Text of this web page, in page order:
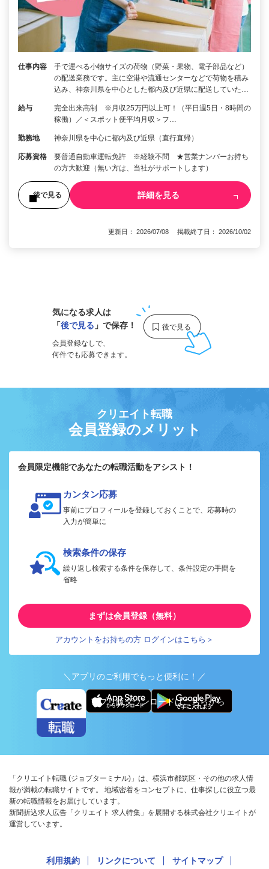
仕事内容
手で運べる小物サイズの荷物（野菜・果物、電子部品など）
の配送業務です。主に空港や流通センターなどで荷物を積み
込み、神奈川県を中心とした都内及び近県に配送していた…
給与
完全出来高制 ※月収25万円以上可！（平日週5日・8時間の
稼働）／＜スポット便平均月収＞フ…
勤務地 神奈川県を中心に都内及び近県（直行直帰）
応募資格
要普通自動車運転免許 ※経験不問 ★営業ナンバーお持ち
の方大歓迎（無い方は、当社がサポートします）
後で見る 詳細を見る
更新日： 2026/07/08 掲載終了日： 2026/10/02
気になる求人は
「後で見る 」で保存！
会員登録なしで、
何件でも応募できます。
クリエイト転職
会員登録のメリット
会員限定機能であなたの転職活動をアシスト！
カンタン応募
事前にプロフィールを登録しておくことで、応募時の
入力が簡単に
検索条件の保存
繰り返し検索する条件を保存して、条件設定の手間を
省略
まずは会員登録（無料）
アカウントをお持ちの方 ログインはこちら＞
＼アプリのご利用でもっと便利に！／
アプリ版ダウンロードはこちらから
「クリエイト転職 (ジョブターミナル)」は、横浜市都筑区・その他の求人情
報が満載の転職サイトです。 地域密着をコンセプトに、仕事探しに役立つ最
新の転職情報をお届けしています。
新聞折込求人広告「クリエイト 求人特集」を展開する株式会社クリエイトが
運営しています。
利用規約 リンクについて サイトマップ